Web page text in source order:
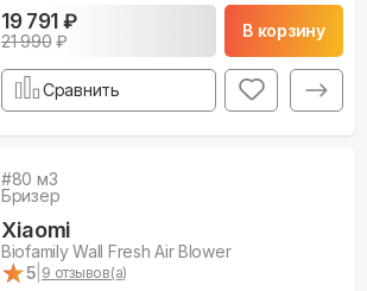
19 791 ₽
21 990₽
В корзину
Сравнить
#80 м3
Бризер
Xiaomi
Biofamily Wall Fresh Air Blower
★
★5 9 отзывов(а)